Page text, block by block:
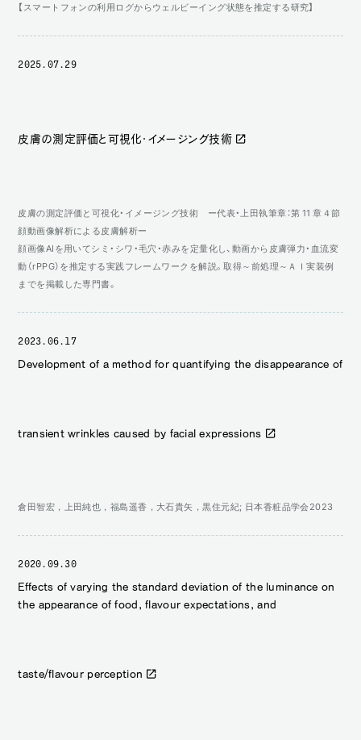
【スマートフォンの利用ログからウェルビーイング状態を推定する研究】
2025.07.29
皮膚の測定評価と可視化・イメージング技術
皮膚の測定評価と可視化・イメージング技術 ー代表・上田執筆章：第 11 章４節
顔動画像解析による皮膚解析ー
顔画像AIを用いてシミ・シワ・毛穴・赤みを定量化し、動画から皮膚弾力・血流変
動（rPPG）を推定する実践フレームワークを解説。取得～前処理～ＡＩ実装例
までを掲載した専門書。
2023.06.17
Development of a method for quantifying the disappearance of
transient wrinkles caused by facial expressions
倉田智宏，上田純也，福島遥香，大石貴矢，黒住元紀; 日本香粧品学会2023
2020.09.30
Effects of varying the standard deviation of the luminance on
the appearance of food, flavour expectations, and
taste/flavour perception